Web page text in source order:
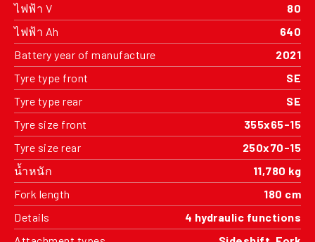
ไฟฟ้า V
80
ไฟฟ้า Ah
640
Battery year of manufacture
2021
Tyre type front
SE
Tyre type rear
SE
Tyre size front
355x65-15
Tyre size rear
250x70-15
น้ำหนัก
11,780 kg
Fork length
180 cm
Details
4 hydraulic functions